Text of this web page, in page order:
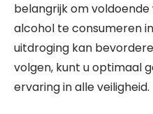
belangrijk om
alcohol te consumeren
uitdroging kan
volgen, kunt u optimaal
ervaring in alle veiligheid.